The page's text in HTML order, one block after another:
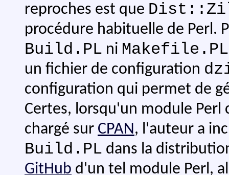
reproches est que
procédure habituelle de Perl.
Build.PL ni Makefile.PL
un fichier de configuration
configuration qui permet de
Certes, lorsqu'un module
chargé sur CPAN, l'auteur a
Build.PL dans la
GitHub d'un tel module Perl,